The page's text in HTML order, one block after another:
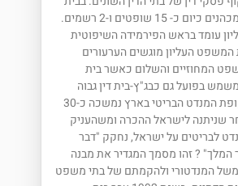
המשפט העליון מכהנים כיום כ- 15 שופטים ו-2 רשמים.
עומד בראש הפירמידה השיפוטית
העליון מוגשים הערעורים
המחוזיים והשלום כאשר בית
בפועל גם כבג"ץ-בית דין גבוה
לצדק. כידוע תקופת המנדט הבריטי בארץ נמשכה כ-30
שניתנה לישראל ההכרה ומשהעניק
לבריטים על ישראל, נחקק "דבר
המלך" ? זהו מסמך המגדיר את מבנה
המנדטורי ולהקמתם של בתי משפט